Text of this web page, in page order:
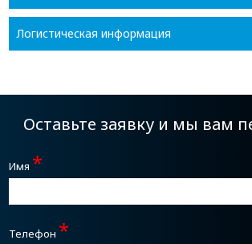
Логистическая информация
Оставьте заявку и мы вам
Имя *
Телефон *